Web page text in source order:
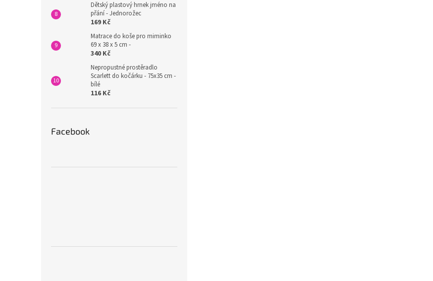
Dětský plastový hrnek jméno na
přání - Jednorožec
169 Kč
Matrace do koše pro miminko
69 x 38 x 5 cm -
340 Kč
Nepropustné prostěradlo
Scarlett do kočárku - 75x35 cm -
bílé
116 Kč
Facebook